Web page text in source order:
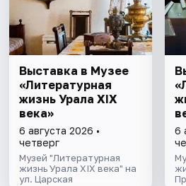
Выставка в Музее
«Литературная
жизнь Урала ХIХ
века»
6 августа 2026 •
четверг
Музей "Литературная
жизнь Урала XIX века" на
ул. Царская
6